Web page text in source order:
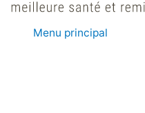
Menu principal